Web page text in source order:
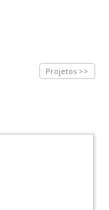
Projetos >>